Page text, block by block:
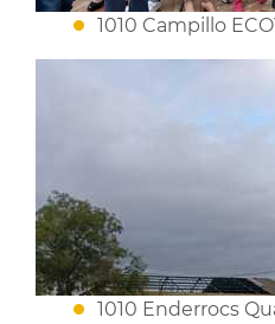
1010 Campillo
1010 Enderrocs